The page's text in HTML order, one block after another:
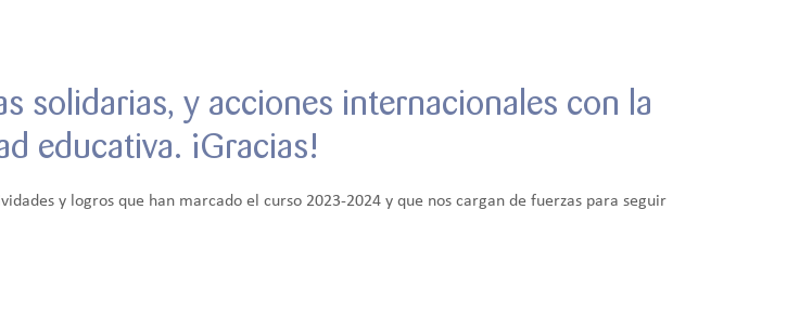
solidarias, y acciones internacionales con la
educativa. ¡Gracias!
y logros que han marcado el curso 2023-2024 y que nos cargan de fuerzas para seguir